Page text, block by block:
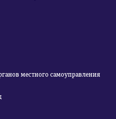
местного самоуправления